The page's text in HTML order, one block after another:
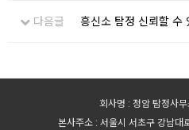
다음글
흥신소 탐정 신뢰할 수
회사명 : 정암 탐정사
본사주소 : 서울시 서초구 강남